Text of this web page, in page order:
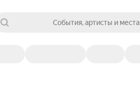
События, артисты и места